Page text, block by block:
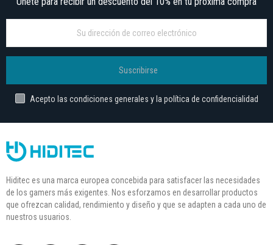
Suscribirse
Acepto las condiciones generales y la política de confidencialidad
Hiditec es una marca europea concebida para satisfacer las necesidades
de los gamers más exigentes. Nos esforzamos en desarrollar productos
que ofrezcan calidad, rendimiento y diseño y que se adapten a cada uno de
nuestros usuarios.